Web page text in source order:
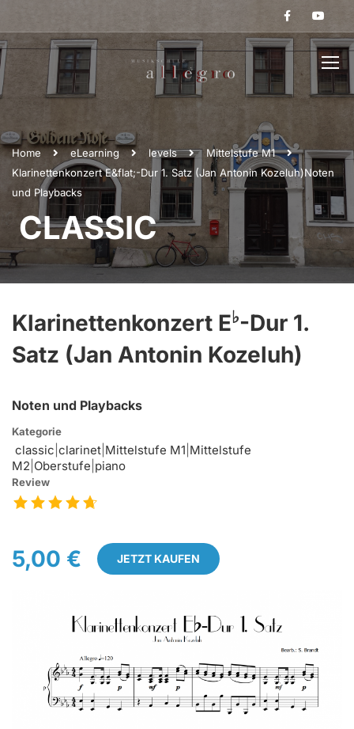
Home eLearning levels
Mittelstufe M1
Klarinettenkonzert E&flat;-Dur 1. Satz (Jan Antonin Kozeluh)Noten
und Playbacks
CLASSIC
Klarinettenkonzert E♭-Dur 1.
Satz (Jan Antonin Kozeluh)
Noten und Playbacks
Kategorie
classic clarinet Mittelstufe M1 Mittelstufe
M2 Oberstufe piano
Review
5,00 € JETZT KAUFEN